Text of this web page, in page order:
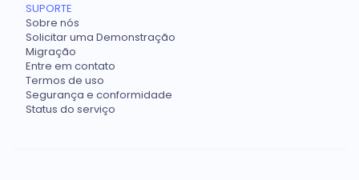
SUPORTE
Sobre nós
Solicitar uma Demonstração
Migração
Entre em contato
Termos de uso
Segurança e conformidade
Status do serviço